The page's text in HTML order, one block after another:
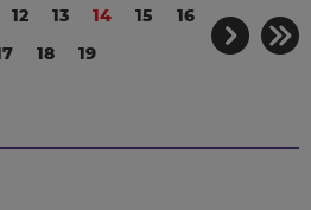
12 13 14 15 16
18 19